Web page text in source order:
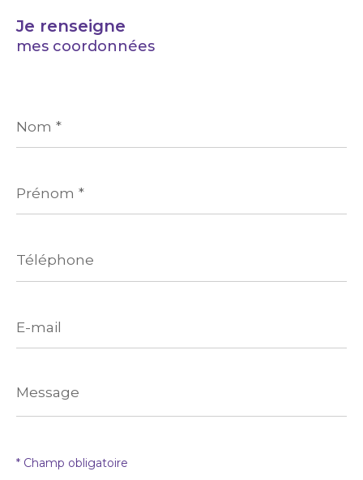
Je renseigne
mes coordonnées
*
*
mail
*
* Champ obligatoire